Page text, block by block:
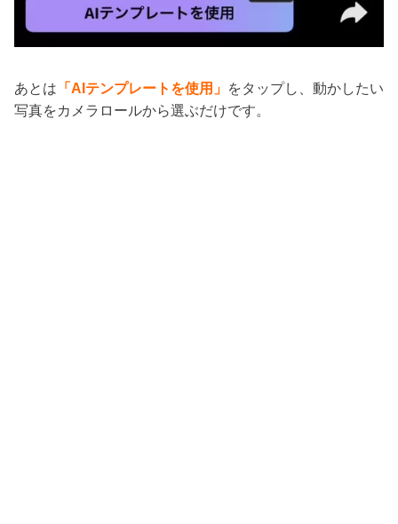
あとは 「AIテンプレートを使用」 をタップし、動かしたい
写真をカメラロールから選ぶだけです。